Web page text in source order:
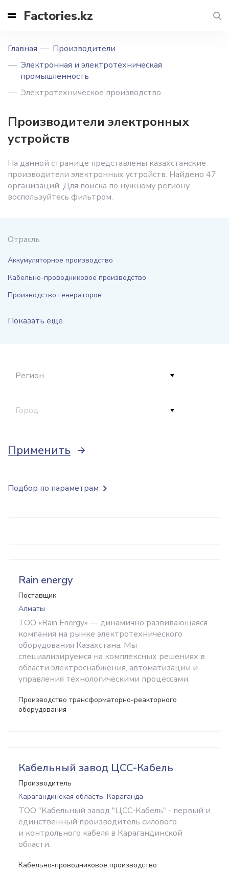
Factories.kz
Главная
Производители
Электронная и электротехническая
промышленность
Электротехническое производство
Производители электронных
устройств
На данной странице представлены казахстанские
производители электронных устройств. Найдено 47
организаций. Для поиска по нужному региону
воспользуйтесь фильтром.
Отрасль
Аккумуляторное производство
Кабельно-проводниковое производство
Производство генераторов
Показать еще
Регион
Город
Применить
Rain energy
Поставщик
Алматы
ТОО «Rain Energy» — динамично развивающаяся
компания на рынке электротехнического
оборудования Казахстана. Мы
специализируемся на комплексных решениях в
области электроснабжения, автоматизации и
управления технологическими процессами.
Производство трансформаторно-реакторного
оборудования
Кабельный завод ЦСС-Кабель
Производитель
Карагандинская область, Караганда
ТОО "Кабельный завод "ЦСС-Кабель" - первый и
единственный производитель силового
и контрольного кабеля в Карагандинской
области.
Кабельно-проводниковое производство
Подбор по параметрам